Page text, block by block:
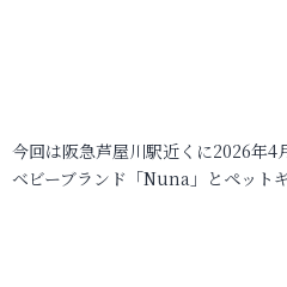
今回は阪急芦屋川駅近くに2026年4
ベビーブランド「Nuna」とペット